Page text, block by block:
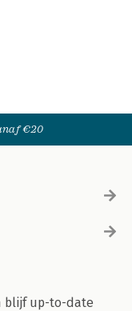
€20
blijf up-to-date